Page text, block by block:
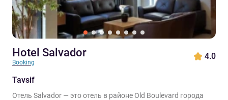
Hotel Salvador
Booking
4.0
Tavsif
Отель Salvador — это отель в районе Old Boulevard города